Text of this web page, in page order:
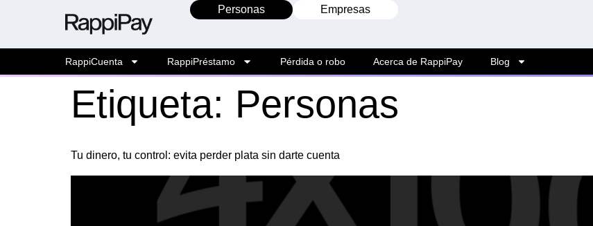
Personas Empresas
RappiCuenta RappiPréstamo Pérdida o robo Acerca de RappiPay Blog
Etiqueta: Personas
Tu dinero, tu control: evita perder plata sin darte cuenta